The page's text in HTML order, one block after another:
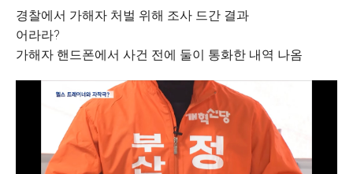
경찰에서 가해자 처벌 위해 조사 드간 결과
어라라?
가해자 핸드폰에서 사건 전에 둘이 통화한 내역 나옴